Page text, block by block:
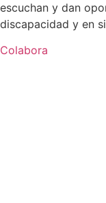
escuchan y dan
discapacidad y en
Colabora